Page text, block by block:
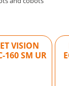
VISION
160 SM UR